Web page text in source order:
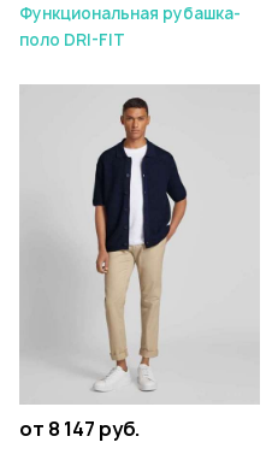
Функциональная рубашка-
поло DRI-FIT
от 8 147 руб.